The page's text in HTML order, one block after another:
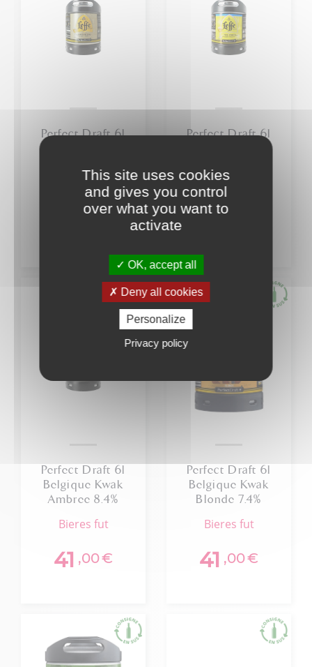
Perfect Draft 6l
Blonde 6,6%
bieres fut
Perfect Draft 6l
bieres fut
Perfect Draft 6l
Belgique Kwak
Ambree 8.4%
bieres fut
41 ,00€
Perfect Draft 6l
Belgique Kwak
Blonde 7.4%
bieres fut
41 ,00€
This site uses cookies
and gives you control
over what you want to
activate
OK, accept all
Deny all cookies
Personalize
Privacy policy